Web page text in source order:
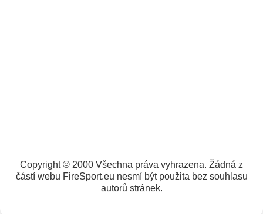
Copyright © 2000 Všechna práva vyhrazena. Žádná z
částí webu FireSport.eu nesmí být použita bez souhlasu
autorů stránek.